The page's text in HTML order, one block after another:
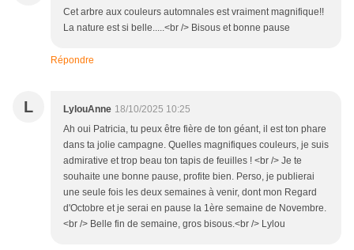
Cet arbre aux couleurs automnales est vraiment magnifique!!
La nature est si belle.....<br /> Bisous et bonne pause
Répondre
L LylouAnne 18/10/2025 10:25
Ah oui Patricia, tu peux être fière de ton géant, il est ton phare
dans ta jolie campagne. Quelles magnifiques couleurs, je suis
admirative et trop beau ton tapis de feuilles ! <br /> Je te
souhaite une bonne pause, profite bien. Perso, je publierai
une seule fois les deux semaines à venir, dont mon Regard
d'Octobre et je serai en pause la 1ère semaine de Novembre.
<br /> Belle fin de semaine, gros bisous.<br /> Lylou